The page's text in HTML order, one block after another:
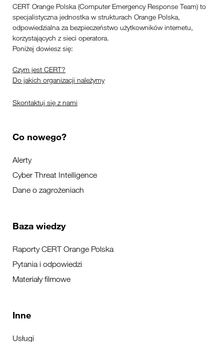
CERT Orange Polska (Computer Emergency Response Team) to
specjalistyczna jednostka w strukturach Orange Polska,
odpowiedzialna za bezpieczeństwo użytkowników internetu,
korzystających z sieci operatora.
Poniżej dowiesz się:
Czym jest CERT?
Do jakich organizacji należymy
Skontaktuj się z nami
Co nowego?
Alerty
Cyber Threat Intelligence
Dane o zagrożeniach
Baza wiedzy
Raporty CERT Orange Polska
Pytania i odpowiedzi
Materiały filmowe
Inne
Usługi